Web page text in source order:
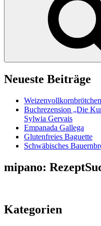
Neueste Beiträge
Weizenvollkornbrötchen
Buchrezension „Die
Sylwia Gervais
Empanada Gallega
Glutenfreies Baguette
Schwäbisches
mipano:
Kategorien